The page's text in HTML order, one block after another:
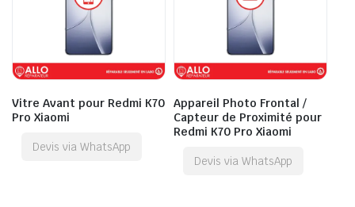
Vitre Avant pour Redmi K70
Pro Xiaomi
Devis via WhatsApp
Appareil Photo Frontal /
Capteur de Proximité pour
Redmi K70 Pro Xiaomi
Devis via WhatsApp